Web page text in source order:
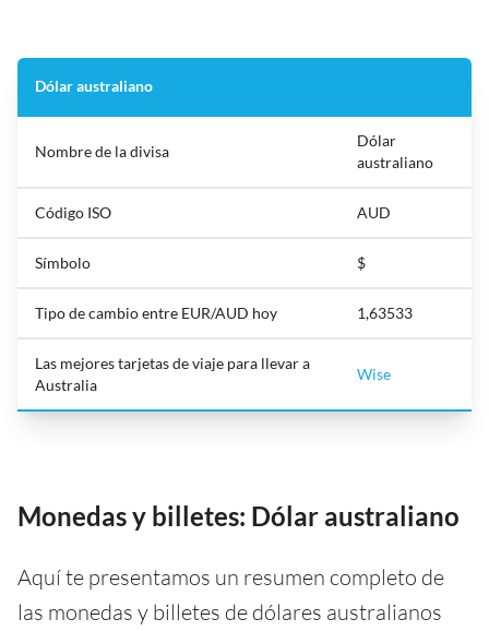
Dólar australiano
Nombre de la divisa
Dólar
australiano
Código ISO AUD
Símbolo $
Tipo de cambio entre EUR/AUD hoy 1,63533
Las mejores tarjetas de viaje para llevar a
Australia
Wise
Monedas y billetes: Dólar australiano
Aquí te presentamos un resumen completo de
las monedas y billetes de dólares australianos